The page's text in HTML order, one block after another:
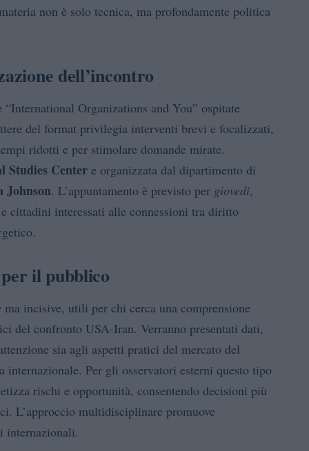
non è solo tecnica, ma profondamente politica
dell’incontro
“International Organizations and You” ospitate
del format privilegia interventi brevi e focalizzati,
ridotti e per stimolare domande mirate.
Studies Center e organizzata dal dipartimento di
Johnson. L’appuntamento è previsto per giovedì,
cittadini interessati alle connessioni tra diritto
il pubblico
ma incisive, utili per chi cerca una comprensione
del confronto USA-Iran. Verranno presentati dati,
sia agli aspetti pratici del mercato del
Per gli osservatori esterni questo tipo
rischi e opportunità, consentendo decisioni più
L’approccio multidisciplinare promuove
internazionali.